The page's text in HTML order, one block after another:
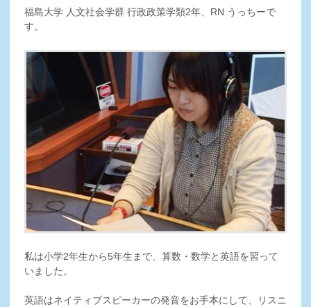
福島大学 人文社会学群 行政政策学類2年、RN うっちーで
す。
私は小学2年生から5年生まで、算数・数学と英語を習って
いました。
英語はネイティブスピーカーの発音をお手本にして、リスニ